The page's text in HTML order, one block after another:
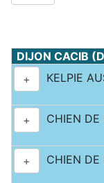
DIJON CACIB
+
KELPIE
+ CHIEN
+ CHIEN